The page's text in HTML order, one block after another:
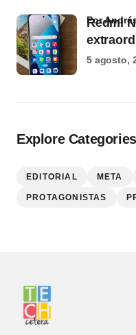
Redmi
por
5 agosto,
Explore Categories
EDITORIAL META
PROTAGONISTAS